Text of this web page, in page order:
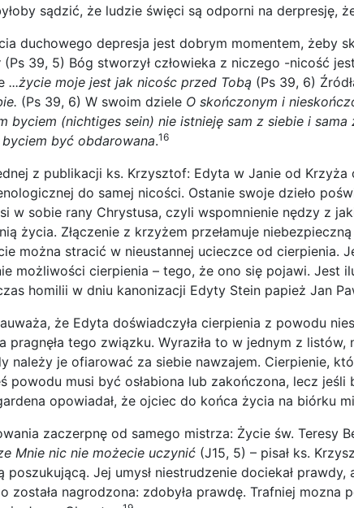
sądzić, że ludzie święci są odporni na derpresję,
duchowego depresja jest dobrym momentem, żeby
(Ps 39, 5) Bóg stworzył człowieka z niczego -nicość
...życie moje jest jak nicośc przed Tobą (Ps 39, 6)
(Ps 39, 6) W swoim dziele O skończonym i
byciem (nichtiges sein) nie istnieję sam z siebie i
być obdarowana.16
z publikacji ks. Krzysztof: Edyta w Janie od
do samej nicości. Ostanie swoje dzieło
w sobie rany Chrystusa, czyli wspomnienie nędzy z
życia. Złączenie z krzyżem przełamuje
można stracić w nieustannej ucieczce od
możliwości cierpienia – tego, że ono się pojawi. Jest
homilii w dniu kanonizacji Edyty Stein papież Jan
że Edyta doświadczyła cierpienia z powodu
pragnęła tego związku. Wyraziła to w jednym z
należy je ofiarować za siebie nawzajem. Cierpienie,
powodu musi być osłabiona lub zakończona, lecz
opowiadał, że ojciec do końca życia na biórku
zaczerpnę od samego mistrza: Życie św.
Mnie nic nie możecie uczynić (J15, 5) – pisał ks.
poszukującą. Jej umysł niestrudzenie dociekał
została nagrodzona: zdobyła prawdę. Trafniej mozna